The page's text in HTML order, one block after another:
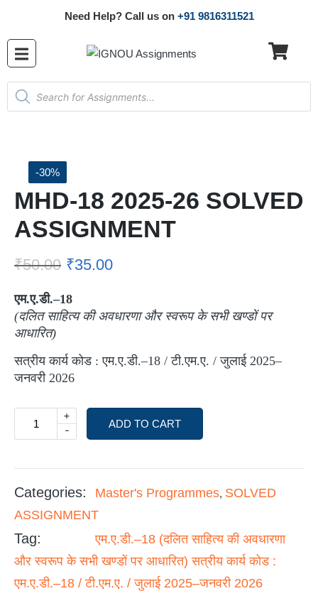
Need Help? Call us on +91 9816311521
-30%
MHD-18 2025-26 SOLVED
ASSIGNMENT
₹50.00 ₹35.00
एम.ए.डी.–18
(दलित साहित्य की अवधारणा और स्वरूप के सभी खण्डों पर
आधारित)
सत्रीय कार्य कोड : एम.ए.डी.–18 / टी.एम.ए. / जुलाई 2025–
जनवरी 2026
-
+
ADD TO CART
Categories: Master's Programmes, SOLVED
ASSIGNMENT
Tag:
एम.ए.डी.–18 (दलित साहित्य की अवधारणा
और स्वरूप के सभी खण्डों पर आधारित) सत्रीय कार्य कोड :
एम.ए.डी.–18 / टी.एम.ए. / जुलाई 2025–जनवरी 2026